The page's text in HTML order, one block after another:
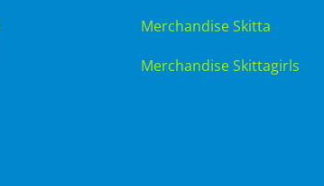
Merchandise Skitta
Merchandise Skittagirls